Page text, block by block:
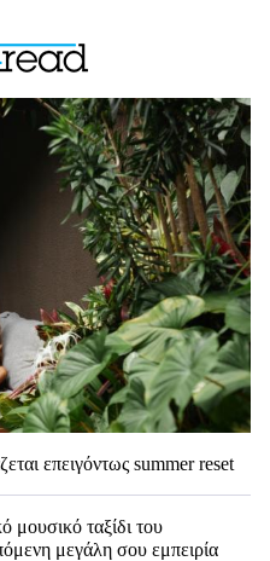
επειγόντως summer reset
μουσικό ταξίδι του
μεγάλη σου εμπειρία